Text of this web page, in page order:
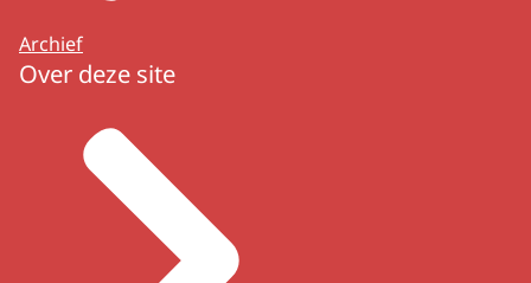
Archief
Over deze site